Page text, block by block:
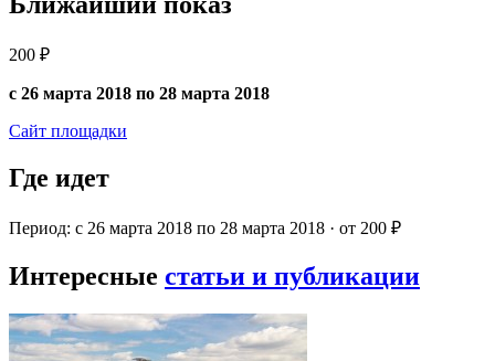
200 ₽
с 26 марта 2018 по 28 марта 2018
Сайт площадки
Где идет
Период: с 26 марта 2018 по 28 марта 2018 · от 200 ₽
Интересные статьи и публикации